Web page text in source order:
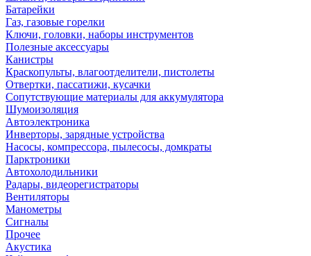
Батарейки
Газ, газовые горелки
Ключи, головки, наборы инструментов
Полезные аксессуары
Канистры
Краскопульты, влагоотделители, пистолеты
Отвертки, пассатижи, кусачки
Сопутствующие материалы для аккумулятора
Шумоизоляция
Автоэлектроника
Инверторы, зарядные устройства
Насосы, компрессора, пылесосы, домкраты
Парктроники
Автохолодильники
Радары, видеорегистраторы
Вентиляторы
Манометры
Сигналы
Прочее
Акустика